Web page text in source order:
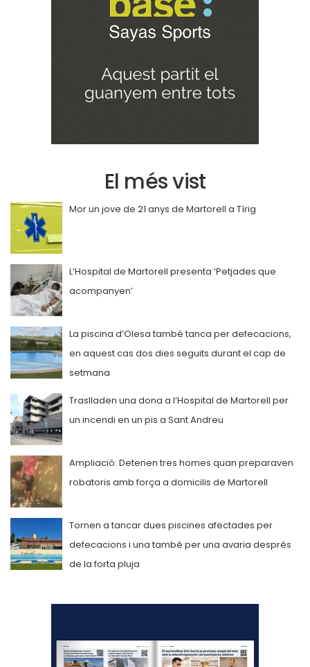
El més vist
Mor un jove de 21 anys de Martorell a Tírig
L’Hospital de Martorell presenta ‘Petjades que
acompanyen’
La piscina d’Olesa també tanca per defecacions,
en aquest cas dos dies seguits durant el cap de
setmana
Traslladen una dona a l’Hospital de Martorell per
un incendi en un pis a Sant Andreu
Ampliació: Detenen tres homes quan preparaven
robatoris amb força a domicilis de Martorell
Tornen a tancar dues piscines afectades per
defecacions i una també per una avaria després
de la forta pluja